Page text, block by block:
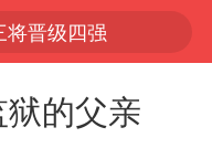
将晋级四强
有大雨或暴雨
的父亲